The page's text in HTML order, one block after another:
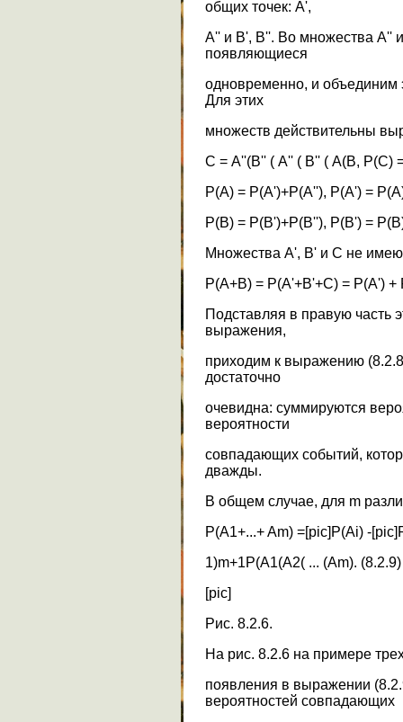
общих точек: А',
A'' и B', B''. Во множества А''
появляющиеся
одновременно, и объединим
Для этих
множеств действительны
С = A''(B'' ( А'' ( В'' ( А(В, P(C)
P(A) = P(A')+P(A''), P(A') =
P(B) = P(B')+P(B''), P(B') =
Множества A', B' и С не
P(A+B) = P(A'+B'+C) = P(A') +
Подставляя в правую часть
выражения,
приходим к выражению
достаточно
очевидна: суммируются
вероятности
совпадающих событий,
дважды.
В общем случае, для m
P(A1+...+ Am) =[pic]P(Ai) -
1)m+1P(A1(A2( ... (Am). (8.2.9)
[pic]
Рис. 8.2.6.
На рис. 8.2.6 на примере
появления в выражении
вероятностей совпадающих